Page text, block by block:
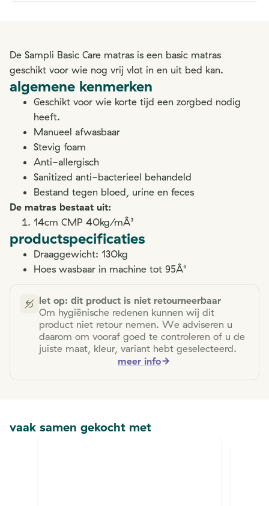
De Sampli Basic Care matras is een basic matras
geschikt voor wie nog vrij vlot in en uit bed kan.
algemene kenmerken
Geschikt voor wie korte tijd een zorgbed nodig
heeft.
Manueel afwasbaar
Stevig foam
Anti-allergisch
Sanitized anti-bacterieel behandeld
Bestand tegen bloed, urine en feces
De matras bestaat uit:
14cm CMP 40kg/mÂ³
productspecificaties
Draaggewicht: 130kg
Hoes wasbaar in machine tot 95Â°
let op: dit product is niet retourneerbaar
Om hygiënische redenen kunnen wij dit
product niet retour nemen. We adviseren u
daarom om vooraf goed te controleren of u de
juiste maat, kleur, variant hebt geselecteerd.
meer info
vaak samen gekocht met